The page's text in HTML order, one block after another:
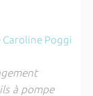
Caroline Poggi
à pompe